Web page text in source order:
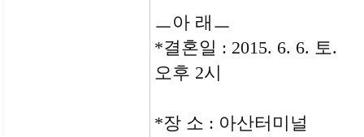
ㅡ아 래ㅡ
*결혼일 : 2015. 6. 6. 토.
오후 2시
*장 소 : 아산터미널